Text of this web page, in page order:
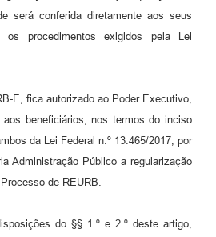
será conferida diretamente aos seus
os procedimentos exigidos pela Lei
E, fica autorizado ao Poder Executivo,
aos beneficiários, nos termos do inciso
da Lei Federal n.º 13.465/2017, por
Administração Público a regularização
de REURB.
do §§ 1.º e 2.º deste artigo,